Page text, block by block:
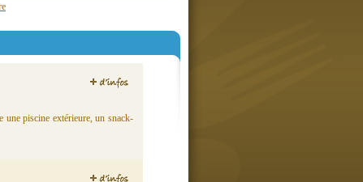
une piscine extérieure, un snack-